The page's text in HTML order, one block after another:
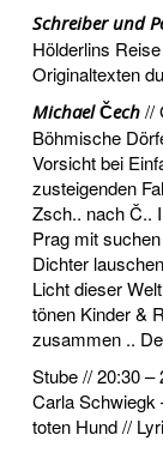
Schreiber und
Hölderlins
Originaltexten
Michael Čech //
Böhmische
Vorsicht bei
zusteigenden
Zsch.. nach Č..
Prag mit
Dichter
Licht dieser
tönen Kinder &
zusammen ..
Stube // 20:30 –
Carla Schwiegk
toten Hund //